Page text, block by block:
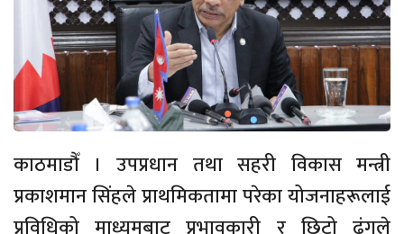
काठमाडौँ । उपप्रधान तथा सहरी विकास मन्त्री
प्रकाशमान सिंहले प्राथमिकतामा परेका योजनाहरूलाई